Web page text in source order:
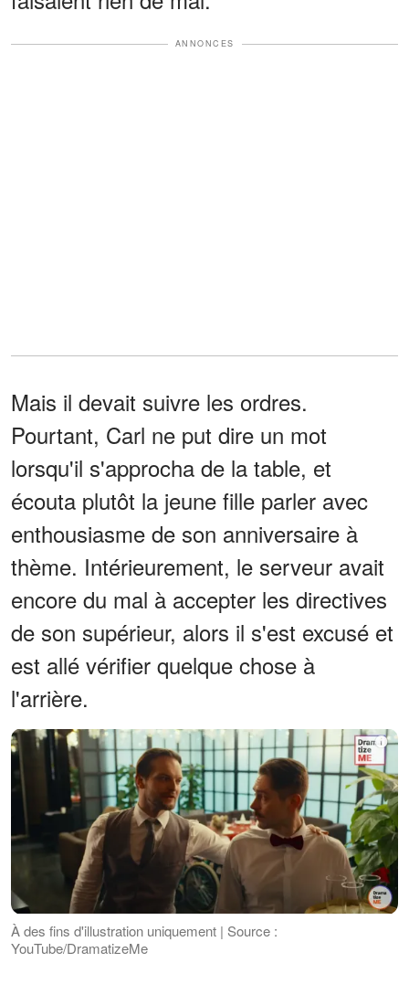
ANNONCES
Mais il devait suivre les ordres.
Pourtant, Carl ne put dire un mot
lorsqu'il s'approcha de la table, et
écouta plutôt la jeune fille parler avec
enthousiasme de son anniversaire à
thème. Intérieurement, le serveur avait
encore du mal à accepter les directives
de son supérieur, alors il s'est excusé et
est allé vérifier quelque chose à
l'arrière.
À des fins d'illustration uniquement | Source :
YouTube/DramatizeMe